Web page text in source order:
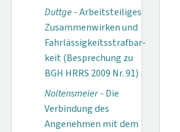
Duttge- Arbeitsteiliges
Zusammenwirken und
Fahrlässigkeitsstrafbar­
keit (Besprechung zu
BGH HRRS 2009 Nr. 91)
Noltensmeier- Die
Verbindung des
Angenehmen mit dem